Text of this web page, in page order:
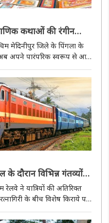
कथाओं की रंगीन
पाटचित्र कला
मेदिनीपुर जिले के पिंगला के
अब अपने पारंपरिक स्वरूप से आगे
और कृष्णलीला की कथाएं
दौरान विभिन्न गंतव्यों
ने यात्रियों की अतिरिक्त
के बीच विशेष किराये पर
जाएगा। दोनो..